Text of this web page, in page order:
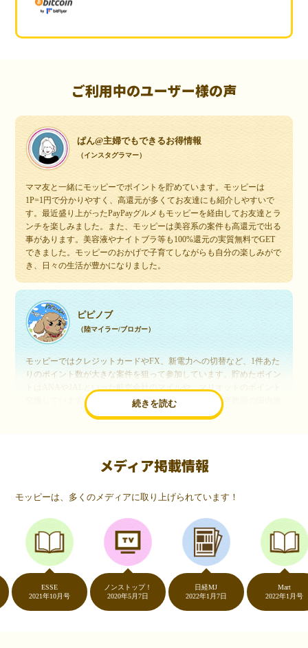
ご利用中のユーザー様の声
ぱん@主婦でもできるお得情報
（インスタグラマー）
ママ友と一緒にモッピーでポイントを貯めています。モッピーは
1P=1円で分かりやすく、高還元が多くてお友達にも紹介しやすいで
す。最近盛り上がったPayPayグルメもモッピーを経由してお友達とラ
ンチを楽しみました。また、モッピーは美容系の案件も高還元で出る
事があります。美容液やナイトブラ等も100%還元の実質無料でGET
できました。モッピーのおかげで子育てしながらも自分の楽しみがで
き、日々の生活が豊かになりました。
続きを読む
ピピノブ
（陸マイラー/ブロガー）
モッピーではクレジットカードやFX、新電力への切替など、1件あた
りのポイント数が大きな案件を狙って参加しています。貯めたポイン
交換しています。このようにすることで、ほぼ無料で年数回の国内旅
行や海外旅行を実現しています。モッピーは陸マイラーや旅行好きに
いつものネットショッピングが、モッピーでお得
（20代・女性）
友達に勧められてモッピーをはじめました。空いた時間にスマホで買
い物をすることが多いのですが、モッピーを経由するだけでショップ
のポイントとモッピーのポイントが二重で貯まることを知り、ビック
リ…！いつものネットショッピングをモッピーを経由するだけでポイ
ントが貯まるなんて…もっと早く教えてほしかった～！貯まったポイ
ントはギフト券に交換して、プチ贅沢を楽しんでます♪
メディア掲載情報
モッピーは、多くのメディアに取り上げられています！
2021年10月号
ノンストップ！
2020年5月7日
日経MJ
2022年1月7日
2022年1月号